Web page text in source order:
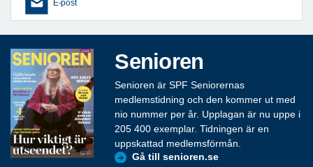
E-post
Senioren
Senioren är SPF Seniorernas
medlemstidning och den kommer ut med
nio nummer per år. Upplagan är nu uppe i
205 400 exemplar. Tidningen är en
uppskattad medlemsförmån.
Gå till senioren.se